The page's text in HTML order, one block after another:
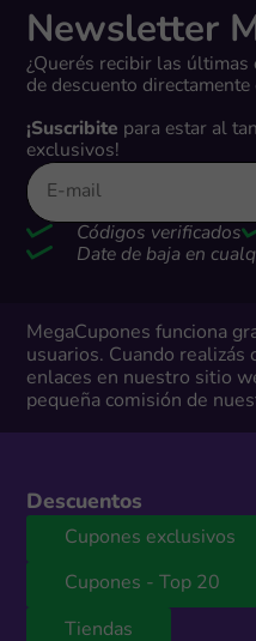
Newsletter
¿Querés recibir las
de descuento
¡Suscribite para estar al
exclusivos!
Códigos verificados
Date de baja en
MegaCupones funciona
usuarios. Cuando realizás
enlaces en nuestro sitio
pequeña comisión de
Descuentos
Cupones exclusivos
Cupones - Top 20
Tiendas